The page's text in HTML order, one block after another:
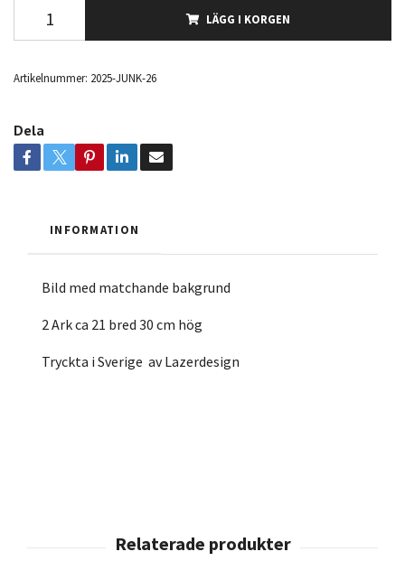
LÄGG I KORGEN
Artikelnummer: 2025-JUNK-26
Dela
INFORMATION
Bild med matchande bakgrund
2 Ark ca 21 bred 30 cm hög
Tryckta i Sverige av Lazerdesign